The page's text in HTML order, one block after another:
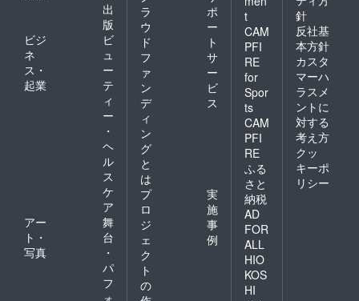
出
版
ビジ
ネ
ス・
起業
ビ
ュ
ー
テ
ィ
ー
・
ヘ
ル
ス
ケ
ア
アー
ト・
写真
舞
台
・
パ
フ
ラ
ウ
ド
フ
ァ
ン
デ
ィ
ン
グ
と
は
ポ
ー
ト
サ
ー
ビ
ス
プ
ロ
ジ
ェ
ク
ト
の
実
施
事
例
t
CAM
PFI
RE
for
Spor
ts
CAM
PFI
RE
ふる
さと
納税
AD
FOR
ALL
HIO
KOS
HI
針
反社基
本方針
カスタ
マーハ
ラスメ
ントに
対する
考え方
クッ
キーポ
リシー